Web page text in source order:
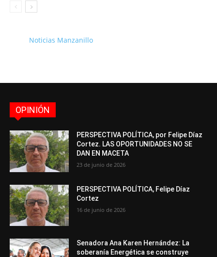
Noticias Manzanillo
OPINIÓN
PERSPECTIVA POLÍTICA, por Felipe Díaz
Cortez. LAS OPORTUNIDADES NO SE
DAN EN MACETA
23 de junio de 2026
PERSPECTIVA POLÍTICA, Felipe Díaz
Cortez
16 de junio de 2026
Senadora Ana Karen Hernández: La
soberanía Energética se construye